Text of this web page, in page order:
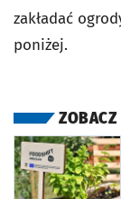
zakładać
poniżej.
otworzy się w